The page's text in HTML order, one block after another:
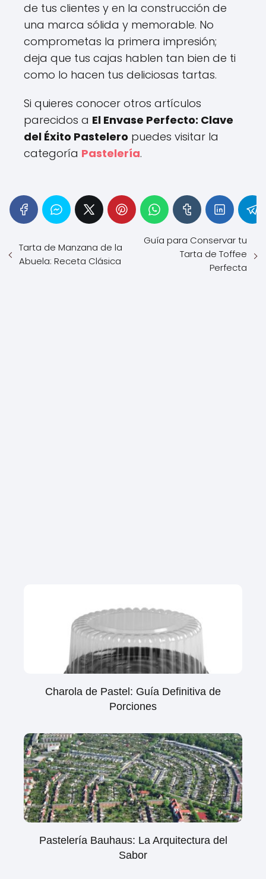
de tus clientes y en la construcción de
una marca sólida y memorable. No
comprometas la primera impresión;
deja que tus cajas hablen tan bien de ti
como lo hacen tus deliciosas tartas.
Si quieres conocer otros artículos
parecidos a El Envase Perfecto: Clave
del Éxito Pastelero puedes visitar la
categoría Pastelería.
Tarta de Manzana de la
Abuela: Receta Clásica
Guía para Conservar tu
Tarta de Toffee
Perfecta
Charola de Pastel: Guía Definitiva de
Porciones
Pastelería Bauhaus: La Arquitectura del
Sabor